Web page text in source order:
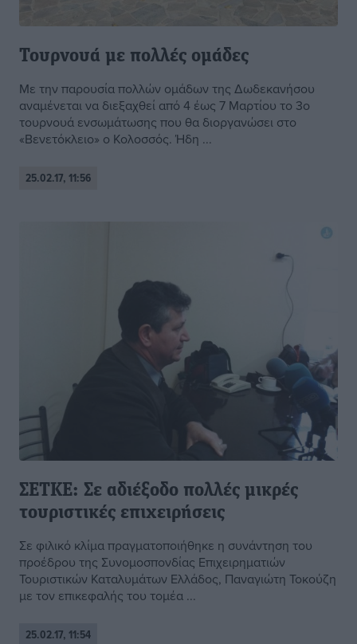
Τουρνουά με πολλές ομάδες
Με την παρουσία πολλών ομάδων της Δωδεκανήσου
αναμένεται να διεξαχθεί από 4 έως 7 Μαρτίου το 3ο
τουρνουά ενσωμάτωσης που θα διοργανώσει στο
«Βενετόκλειο» ο Κολοσσός. Ήδη ...
25.02.17, 11:56
ΣΕΤΚΕ: Σε αδιέξοδο πολλές μικρές
τουριστικές επιχειρήσεις
Σε φιλικό κλίμα πραγματοποιήθηκε η συνάντηση του
προέδρου της Συνομοσπονδίας Επιχειρηματιών
Τουριστικών Καταλυμάτων Ελλάδος, Παναγιώτη Τοκούζη
με τον επικεφαλής του τομέα ...
25.02.17, 11:54